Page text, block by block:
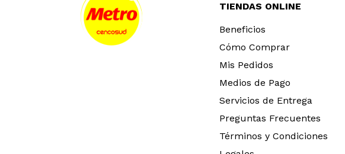
TIENDAS ONLINE
Beneficios
Cómo Comprar
Mis Pedidos
Medios de Pago
Servicios de Entrega
Preguntas Frecuentes
Términos y Condiciones